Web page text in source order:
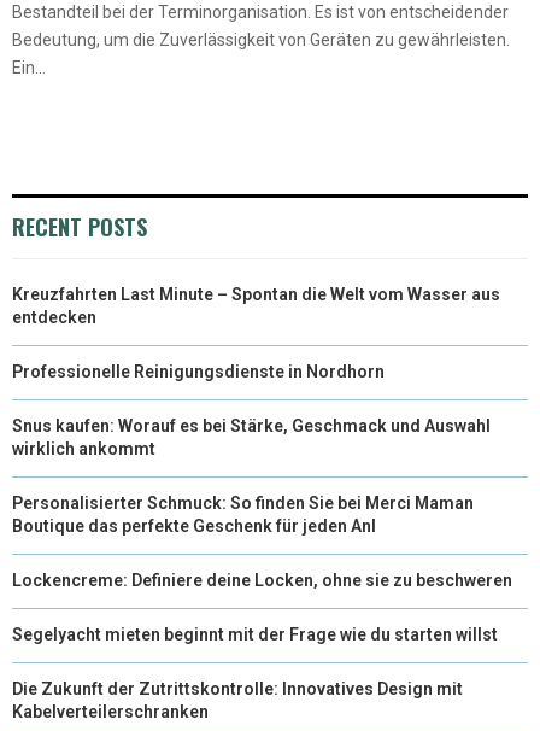
Bestandteil bei der Terminorganisation. Es ist von entscheidender
Bedeutung, um die Zuverlässigkeit von Geräten zu gewährleisten.
Ein...
RECENT POSTS
Kreuzfahrten Last Minute – Spontan die Welt vom Wasser aus
entdecken
Professionelle Reinigungsdienste in Nordhorn
Snus kaufen: Worauf es bei Stärke, Geschmack und Auswahl
wirklich ankommt
Personalisierter Schmuck: So finden Sie bei Merci Maman
Boutique das perfekte Geschenk für jeden Anl
Lockencreme: Definiere deine Locken, ohne sie zu beschweren
Segelyacht mieten beginnt mit der Frage wie du starten willst
Die Zukunft der Zutrittskontrolle: Innovatives Design mit
Kabelverteilerschranken